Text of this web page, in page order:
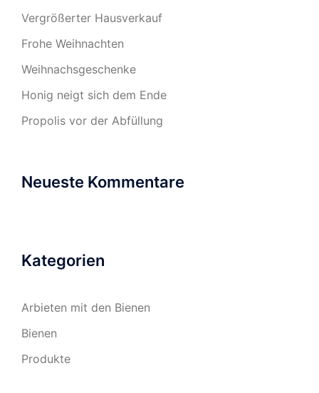
Vergrößerter Hausverkauf
Frohe Weihnachten
Weihnachsgeschenke
Honig neigt sich dem Ende
Propolis vor der Abfüllung
Neueste Kommentare
Kategorien
Arbieten mit den Bienen
Bienen
Produkte